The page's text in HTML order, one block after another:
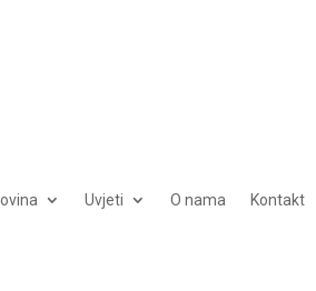
Uvjeti O nama Kontakt